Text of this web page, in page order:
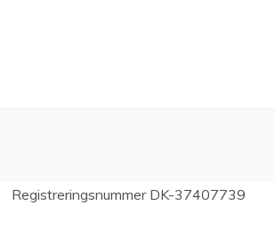
Registreringsnummer DK-37407739